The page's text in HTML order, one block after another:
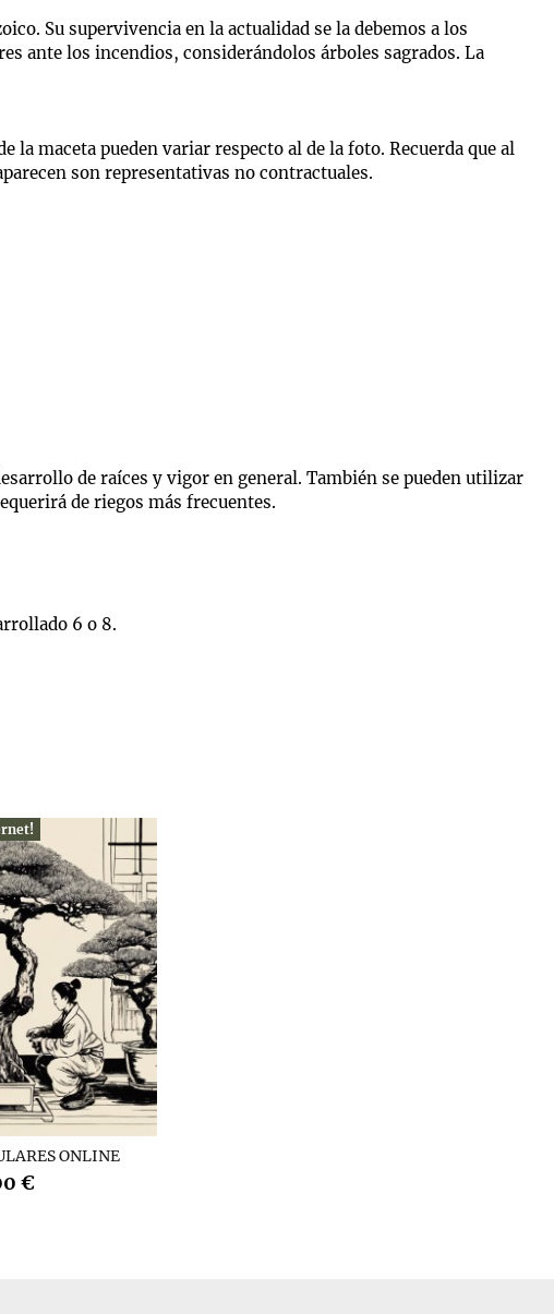
Su supervivencia en la actualidad se la debemos a los
ante los incendios, considerándolos árboles sagrados. La
maceta pueden variar respecto al de la foto. Recuerda que al
son representativas no contractuales.
de raíces y vigor en general. También se pueden utilizar
de riegos más frecuentes.
6 o 8.
ONLINE
€